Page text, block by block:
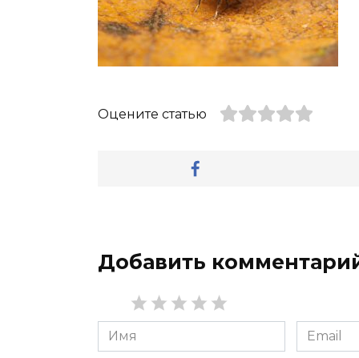
Оцените статью
Добавить
Имя
*
Email
*